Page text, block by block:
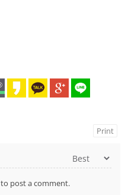
Print
to post a comment.